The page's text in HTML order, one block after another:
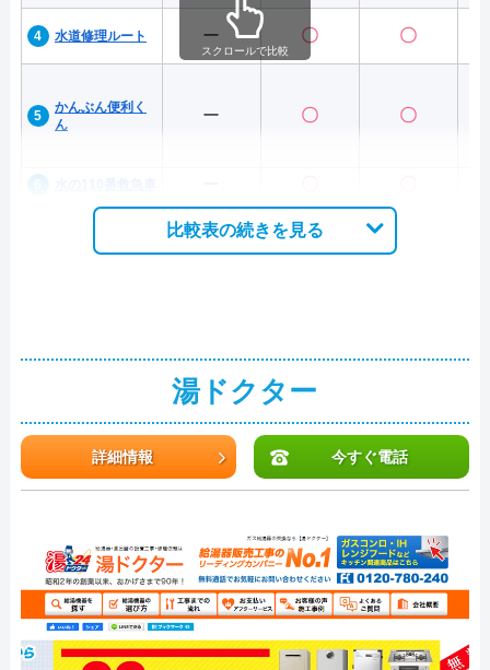
水道修理ルート ー 〇 〇
かんぶん便利く
ん
ー 〇 〇
スクロールで比較
比較表の続きを見る
湯ドクター
詳細情報 今すぐ電話